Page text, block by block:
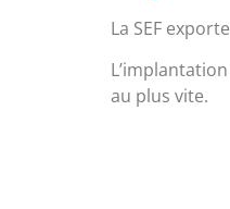
La SEF
au plus vite.